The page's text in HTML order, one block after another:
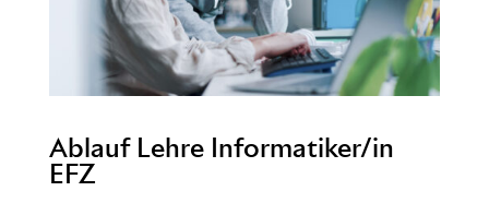
Ablauf Lehre Informatiker/in
EFZ